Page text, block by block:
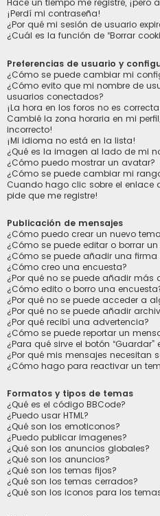
Hace un tiempo me registré, ¡pero
¡Perdí mi contraseña!
¿Por qué mi sesión de usuario
¿Cuál es la función de “Borrar
Preferencias de usuario y
¿Cómo se puede cambiar mi
¿Cómo evito que mi nombre de
usuarios conectados?
¡La hora en los foros no es
Cambié la zona horaria en mi
incorrecto!
¡Mi idioma no está en la lista!
¿Qué es la imagen al lado de mi
¿Cómo puedo mostrar un avatar?
¿Cómo se puede cambiar mi
Cuando hago clic sobre el enlace
pide que me registre!
Publicación de mensajes
¿Cómo puedo crear un nuevo
¿Cómo se puede editar o borrar
¿Cómo se puede añadir una
¿Cómo creo una encuesta?
¿Por qué no se puede añadir más
¿Cómo edito o borro una
¿Por qué no se puede acceder a
¿Por qué no se puede añadir
¿Por qué recibí una advertencia?
¿Cómo se puede reportar un
¿Para qué sirve el botón
¿Por qué mis mensajes necesitan
¿Cómo hago para reactivar un
Formatos y tipos de temas
¿Qué es el código BBCode?
¿Puedo usar HTML?
¿Qué son los emoticonos?
¿Puedo publicar imagenes?
¿Qué son los anuncios globales?
¿Qué son los anuncios?
¿Qué son los temas fijos?
¿Qué son los temas cerrados?
¿Qué son los iconos para los